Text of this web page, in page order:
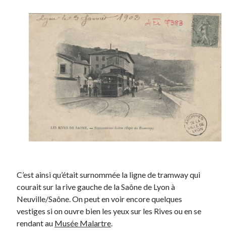
C’est ainsi qu’était surnommée la ligne de tramway qui
courait sur la rive gauche de la Saône de Lyon à
Neuville/Saône. On peut en voir encore quelques
vestiges si on ouvre bien les yeux sur les Rives ou en se
rendant au Musée Malartre.